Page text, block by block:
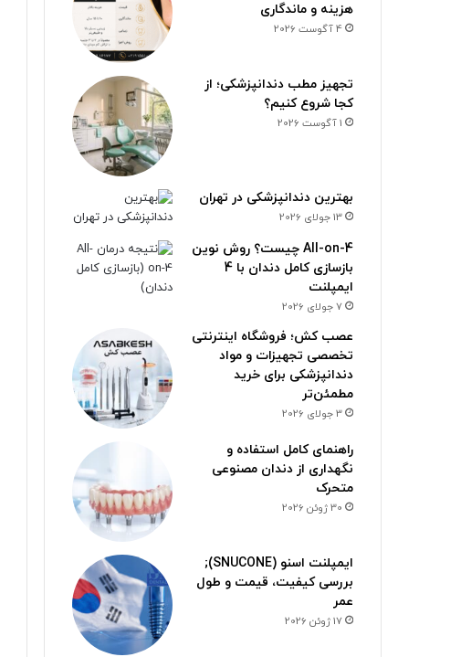
هزینه و ماندگاری
4 آگوست 2026
تجهیز مطب دندانپزشکی؛ از
کجا شروع کنیم؟
1 آگوست 2026
بهترین دندانپزشکی در تهران
13 جولای 2026
All-on-4 چیست؟ روش نوین
بازسازی کامل دندان با 4
ایمپلنت
7 جولای 2026
عصب کش؛ فروشگاه اینترنتی
تخصصی تجهیزات و مواد
دندانپزشکی برای خرید
مطمئن‌تر
3 جولای 2026
راهنمای کامل استفاده و
نگهداری از دندان مصنوعی
متحرک
30 ژوئن 2026
ایمپلنت اسنو (SNUCONE);
بررسی کیفیت، قیمت و طول
عمر
17 ژوئن 2026